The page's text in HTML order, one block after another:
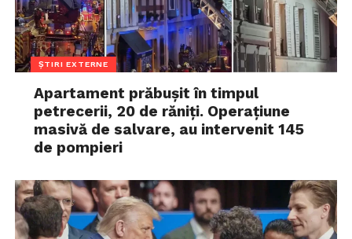
ȘTIRI EXTERNE
Apartament prăbușit în timpul
petrecerii, 20 de răniți. Operațiune
masivă de salvare, au intervenit 145
de pompieri